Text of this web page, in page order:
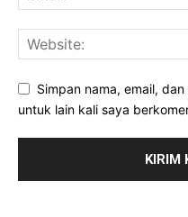
Simpan nama, email,
untuk lain kali saya